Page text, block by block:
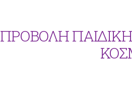
ΠΡΟΒΟΛΗ